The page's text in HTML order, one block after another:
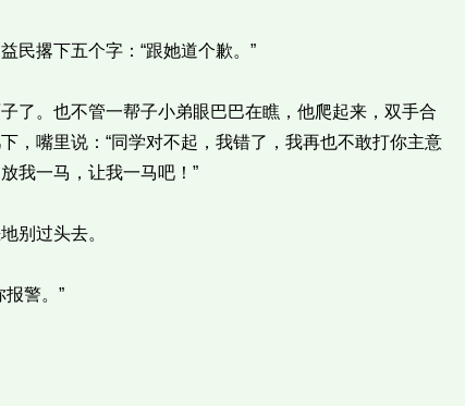
撂下五个字：“跟她道个歉。”
。也不管一帮子小弟眼巴巴在瞧，他爬起来，双手合
，嘴里说：“同学对不起，我错了，我再也不敢打你主意
我一马，让我一马吧！”
别过头去。
警。”